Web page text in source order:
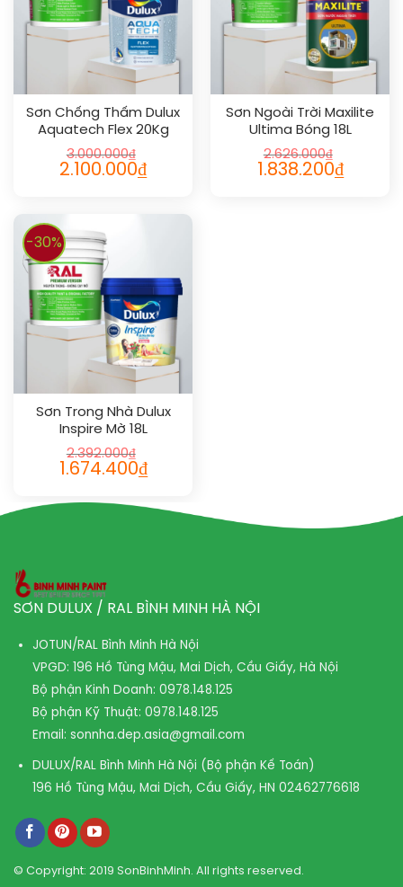
Sơn Chống Thấm Dulux
Aquatech Flex 20Kg
3.000.000₫
2.100.000₫
Sơn Ngoài Trời Maxilite
Ultima Bóng 18L
2.626.000₫
1.838.200₫
-30%
Sơn Trong Nhà Dulux
Inspire Mờ 18L
2.392.000₫
1.674.400₫
SƠN DULUX / RAL BÌNH MINH HÀ NỘI
JOTUN/RAL Bình Minh Hà Nội
VPGD: 196 Hồ Tùng Mậu, Mai Dịch, Cầu Giấy, Hà Nội
Bộ phận Kinh Doanh: 0978.148.125
Bộ phận Kỹ Thuật: 0978.148.125
Email: sonnha.dep.asia@gmail.com
DULUX/RAL Bình Minh Hà Nội (Bộ phận Kế Toán)
196 Hồ Tùng Mậu, Mai Dịch, Cầu Giấy, HN 02462776618
© Copyright: 2019 SonBinhMinh. All rights reserved.